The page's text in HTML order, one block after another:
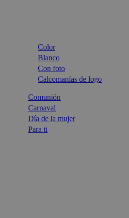
Color
Blanco
Con foto
Calcomanías de logo
Comunión
Carnaval
Día de la mujer
Para ti